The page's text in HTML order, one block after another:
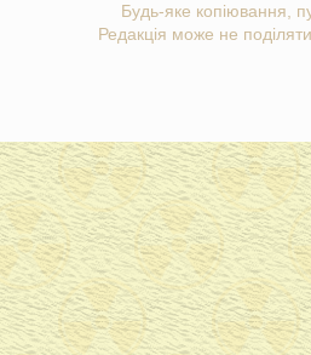
Будь-яке копіювання,
Редакція може не поділяти